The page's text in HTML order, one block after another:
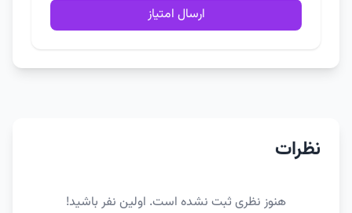
ارسال امتیاز
نظرات
هنوز نظری ثبت نشده است. اولین نفر باشید!